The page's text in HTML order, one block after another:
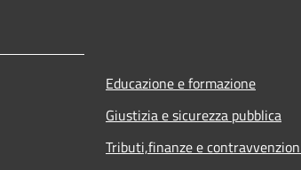
Educazione e formazione
Giustizia e sicurezza pubblica
Tributi,finanze e